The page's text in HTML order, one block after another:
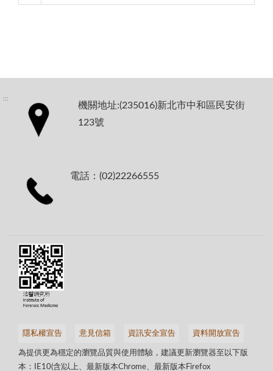
:::
機關地址:(235016)新北市中和區民安街
123號
電話：(02)22266555
隱私權宣告 意見信箱 資訊安全宣告 資料開放宣告
為提供更為穩定的瀏覽品質與使用體驗，建議更新瀏覽器至以下版
本：IE10(含)以上、最新版本Chrome、最新版本Firefox